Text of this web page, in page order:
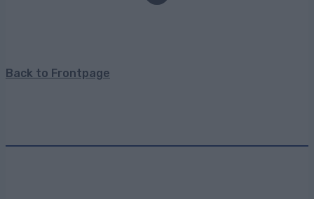
Back to Frontpage